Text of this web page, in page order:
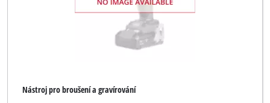
Nástroj pro broušení a gravírování